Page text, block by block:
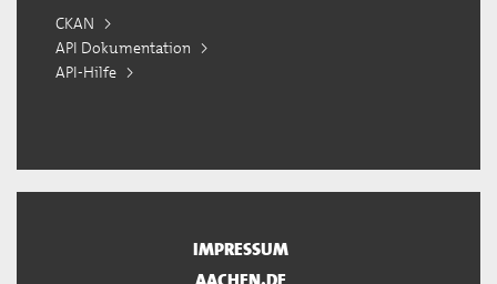
CKAN
API Dokumentation
API-Hilfe
IMPRESSUM